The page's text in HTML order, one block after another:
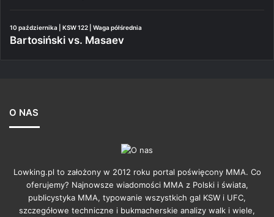
10 października | KSW 122 | Waga półśrednia
Bartosiński vs. Masaev
O NAS
Lowking.pl to założony w 2012 roku portal poświęcony MMA. Co
oferujemy? Najnowsze wiadomości MMA z Polski i świata,
publicystyka MMA, typowanie wszystkich gal KSW i UFC,
szczegółowe techniczne i bukmacherskie analizy walk i wiele,